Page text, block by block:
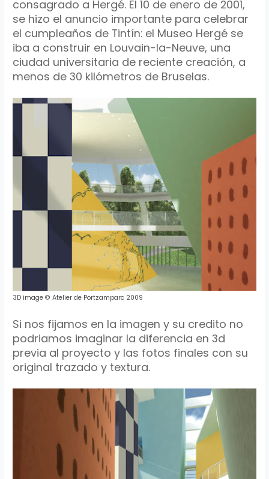
consagrado a Hergé. El 10 de enero de 2001,
se hizo el anuncio importante para celebrar
el cumpleaños de Tintín: el Museo Hergé se
iba a construir en Louvain-la-Neuve, una
ciudad universitaria de reciente creación, a
menos de 30 kilómetros de Bruselas.
3Dimage ©Atelier de Portzamparc 2009
Si nos fijamos en la imagen y su credito no
podriamos imaginar la diferencia en 3d
previa al proyecto y las fotos finales con su
original trazado y textura.